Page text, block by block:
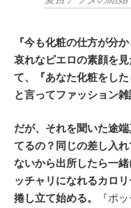
『今も化粧の仕方が分
哀れなピエロの素顔を
て、『あなた化粧をし
と言ってファッション
だが、それを聞いた途
てるの？同じの差し入
ないから出所したら一
ッチャリになれるカロ
捲し立て始める。
『ポ